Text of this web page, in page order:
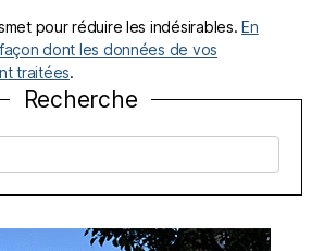
pour réduire les indésirables.En
dont les données de vos
traitées.
Recherche